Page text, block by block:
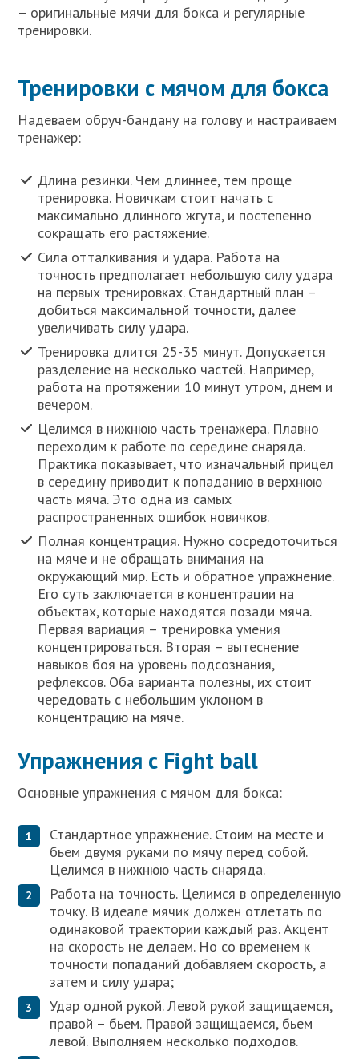
– оригинальные мячи для бокса и регулярные
тренировки.
Тренировки с мячом для бокса
Надеваем обруч-бандану на голову и настраиваем
тренажер:
Длина резинки. Чем длиннее, тем проще
тренировка. Новичкам стоит начать с
максимально длинного жгута, и постепенно
сокращать его растяжение.
Сила отталкивания и удара. Работа на
точность предполагает небольшую силу удара
на первых тренировках. Стандартный план –
добиться максимальной точности, далее
увеличивать силу удара.
Тренировка длится 25-35 минут. Допускается
разделение на несколько частей. Например,
работа на протяжении 10 минут утром, днем и
вечером.
Целимся в нижнюю часть тренажера. Плавно
переходим к работе по середине снаряда.
Практика показывает, что изначальный прицел
в середину приводит к попаданию в верхнюю
часть мяча. Это одна из самых
распространенных ошибок новичков.
Полная концентрация. Нужно сосредоточиться
на мяче и не обращать внимания на
окружающий мир. Есть и обратное упражнение.
Его суть заключается в концентрации на
объектах, которые находятся позади мяча.
Первая вариация – тренировка умения
концентрироваться. Вторая – вытеснение
навыков боя на уровень подсознания,
рефлексов. Оба варианта полезны, их стоит
чередовать с небольшим уклоном в
концентрацию на мяче.
Упражнения с Fight ball
Основные упражнения с мячом для бокса:
Стандартное упражнение. Стоим на месте и
бьем двумя руками по мячу перед собой.
Целимся в нижнюю часть снаряда.
Работа на точность. Целимся в определенную
точку. В идеале мячик должен отлетать по
одинаковой траектории каждый раз. Акцент
на скорость не делаем. Но со временем к
точности попаданий добавляем скорость, а
затем и силу удара;
Удар одной рукой. Левой рукой защищаемся,
правой – бьем. Правой защищаемся, бьем
левой. Выполняем несколько подходов.